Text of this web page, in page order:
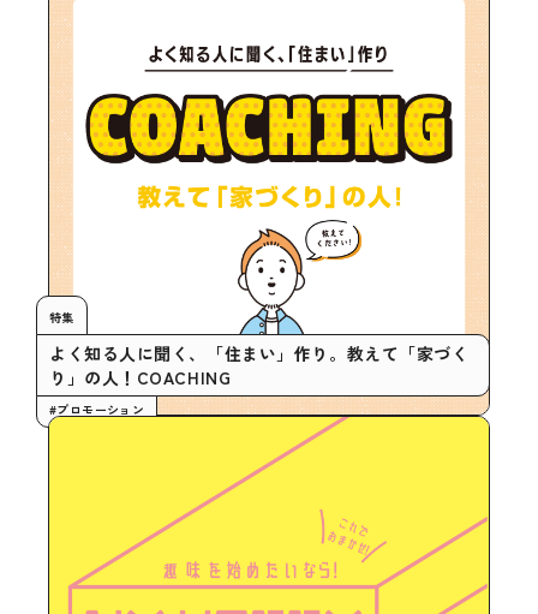
特集
よく知る人に聞く、「住まい」作り。教えて「家づく
り」の人！COACHING
#プロモーション